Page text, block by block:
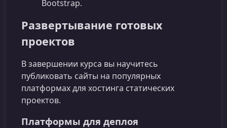
Bootstrap.
Развертывание готовых
проектов
В завершении курса вы научитесь
публиковать сайты на популярных
платформах для хостинга статических
проектов.
Платформы для деплоя